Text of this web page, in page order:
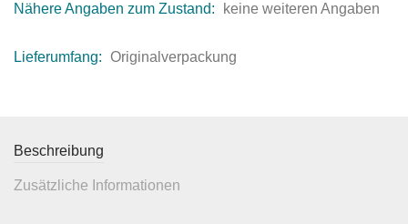
Nähere Angaben zum Zustand: keine weiteren Angaben
Lieferumfang: Originalverpackung
Beschreibung
Zusätzliche Informationen